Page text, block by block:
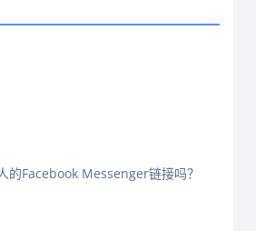
的Facebook Messenger链接吗？